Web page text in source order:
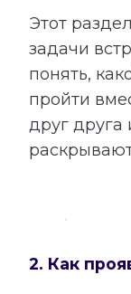
Этот
задачи
понять,
пройти
друг друга
2. Как